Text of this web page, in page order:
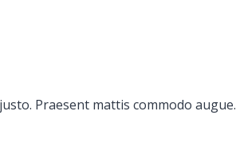
Praesent mattis commodo augue.